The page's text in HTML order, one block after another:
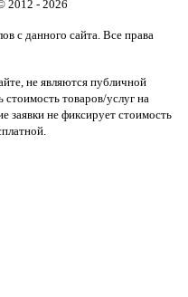
2012 - 2026
с данного сайта. Все права
не являются публичной
товаров/услуг на
заявки не фиксирует стоимость